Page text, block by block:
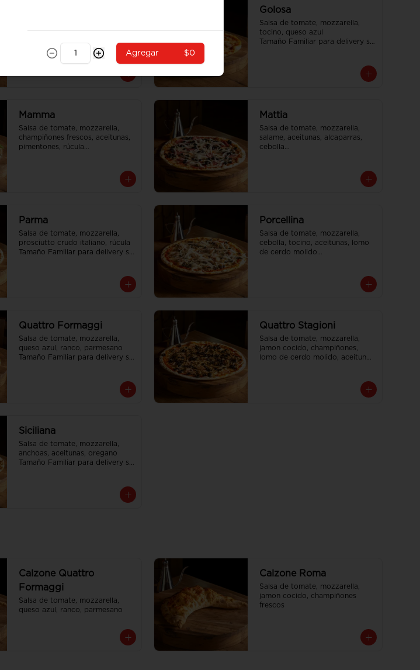
tomates cherry
Al salir del horno: rúcula y
parmesano rallado
Golosa
Salsa de tomate, mozzarella,
tocino, queso azul
Tamaño Familiar para delivery se
Mamma
Salsa de tomate, mozzarella,
champiñones frescos, aceitunas,
pimentones, rúcula
Mattia
Salsa de tomate, mozzarella,
salame, aceitunas, alcaparras,
cebolla
Parma
Salsa de tomate, mozzarella,
prosciutto crudo italiano, rúcula
Tamaño Familiar para delivery se
Porcellina
Salsa de tomate, mozzarella,
cebolla, tocino, aceitunas, lomo
de cerdo molido
Quattro Formaggi
Salsa de tomate, mozzarella,
queso azul, ranco, parmesano
Tamaño Familiar para delivery se
Quattro Stagioni
Salsa de tomate, mozzarella,
jamon cocido, champiñones,
lomo de cerdo molido, aceitunas
Siciliana
Salsa de tomate, mozzarella,
anchoas, aceitunas, oregano
Tamaño Familiar para delivery se
Calzone Quattro
Formaggi
Salsa de tomate, mozzarella,
queso azul, ranco, parmesano
Calzone Roma
Salsa de tomate, mozzarella,
jamon cocido, champiñones
frescos
Agregar $0